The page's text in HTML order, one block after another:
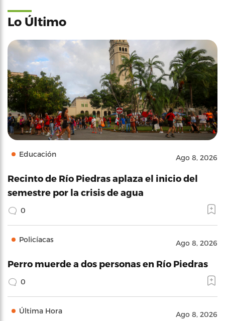
Lo Último
Educación Ago 8, 2026
Recinto de Río Piedras aplaza el inicio del
semestre por la crisis de agua
0
Policíacas Ago 8, 2026
Perro muerde a dos personas en Río Piedras
0
Última Hora Ago 8, 2026